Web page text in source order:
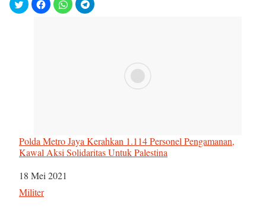
Polda Metro Jaya Kerahkan 1.114 Personel Pengamanan,
Kawal Aksi Solidaritas Untuk Palestina
Tanggal
18 Mei 2021
Sehubungan dengan
Militer